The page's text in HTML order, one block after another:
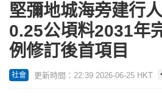
堅彌地城海旁建行
0.25公頃料2031年
例修訂後首項目
社會 更新時間：22:39 2026-06-25 HKT